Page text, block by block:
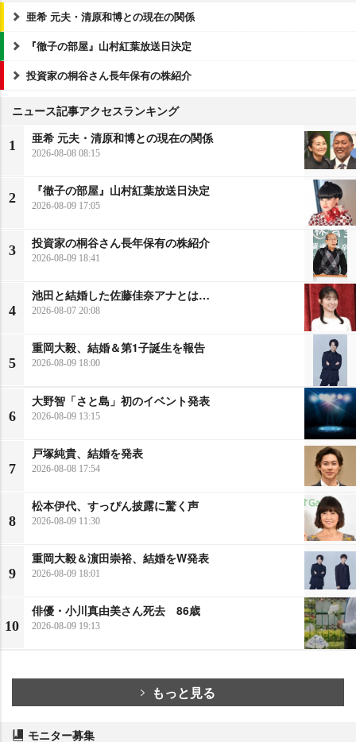
亜希 元夫・清原和博との現在の関係
『徹子の部屋』山村紅葉放送日決定
投資家の桐谷さん長年保有の株紹介
ニュース記事アクセスランキング
1
亜希 元夫・清原和博との現在の関係
2026-08-08 08:15
2
『徹子の部屋』山村紅葉放送日決定
2026-08-09 17:05
3
投資家の桐谷さん長年保有の株紹介
2026-08-09 18:41
4
池田と結婚した佐藤佳奈アナとは…
2026-08-07 20:08
5
重岡大毅、結婚＆第1子誕生を報告
2026-08-09 18:00
6
大野智「さと島」初のイベント発表
2026-08-09 13:15
7
戸塚純貴、結婚を発表
2026-08-08 17:54
8
松本伊代、すっぴん披露に驚く声
2026-08-09 11:30
9
重岡大毅＆濵田崇裕、結婚をW発表
2026-08-09 18:01
10
俳優・小川真由美さん死去 86歳
2026-08-09 19:13
もっと見る
モニター募集